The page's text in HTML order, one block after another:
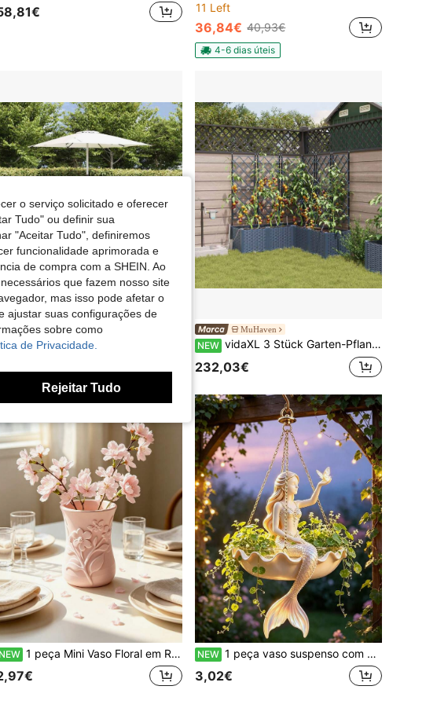
11 Left
36,84€ 40,93€
4-6 dias úteis
MuHaven
vidaXL Pflanzkübel Anthrazit 240 X 40 X 45 Cm Stahl
MuHaven
NEW vidaXL 3 Stück Garten-Pflanzgefäß 120 X 40 X 143 Cm Stahl, Grau
232,03€
NEW 1 peça Mini Vaso Floral em Relevo, Vaso de Flores Pequeno com Padrão Floral em Relevo, Material Plástico, Suporte de Flores Minimalista para Flores Secas, Acessório para Plantas, Decoração de Secretária para Sala de Estar e Quarto, Decoração para Casa e Sala de Estar, Decoração de Outono para Casa, Taça Decorativa, Decoração para Mesa de Centro, Decoração Lúdica, Decoração de Halloween para Casa, Alpendre de Ganso, Decoração de Abóbora, Decoração de Halloween para Exterior, Decoração para Quarto de Mulher, Decoração de Outono para Casa NEW 1 peça vaso suspenso com desenhos de bailarina, sereia e fada, adequado para suculentas, decoração de jardim exterior, decoração de casa, vaso com gancho de corrente leve, perfeito para varanda, alpendre, decoração de restaurante, volta às aulas, Halloween, presentes de Natal, essencial para casa e jardim
3,02€
o serviço solicitado e oferecer
Tudo" ou definir sua
"Aceitar Tudo", definiremos
funcionalidade aprimorada e
de compra com a SHEIN. Ao
que fazem nosso site
mas isso pode afetar o
ajustar suas configurações de
sobre como
de Privacidade.
Rejeitar Tudo